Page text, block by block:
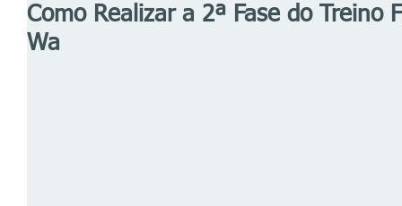
Como Realizar a 2ª Fase do Treino
Wa